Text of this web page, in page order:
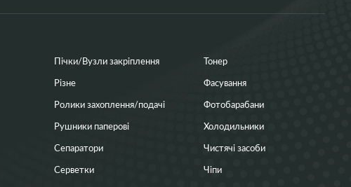
Пічки/Вузли закріплення
Різне
Ролики захоплення/подачі
Рушники паперові
Сепаратори
Серветки
Тонер
Фасування
Фотобарабани
Холодильники
Чистячі засоби
Чіпи